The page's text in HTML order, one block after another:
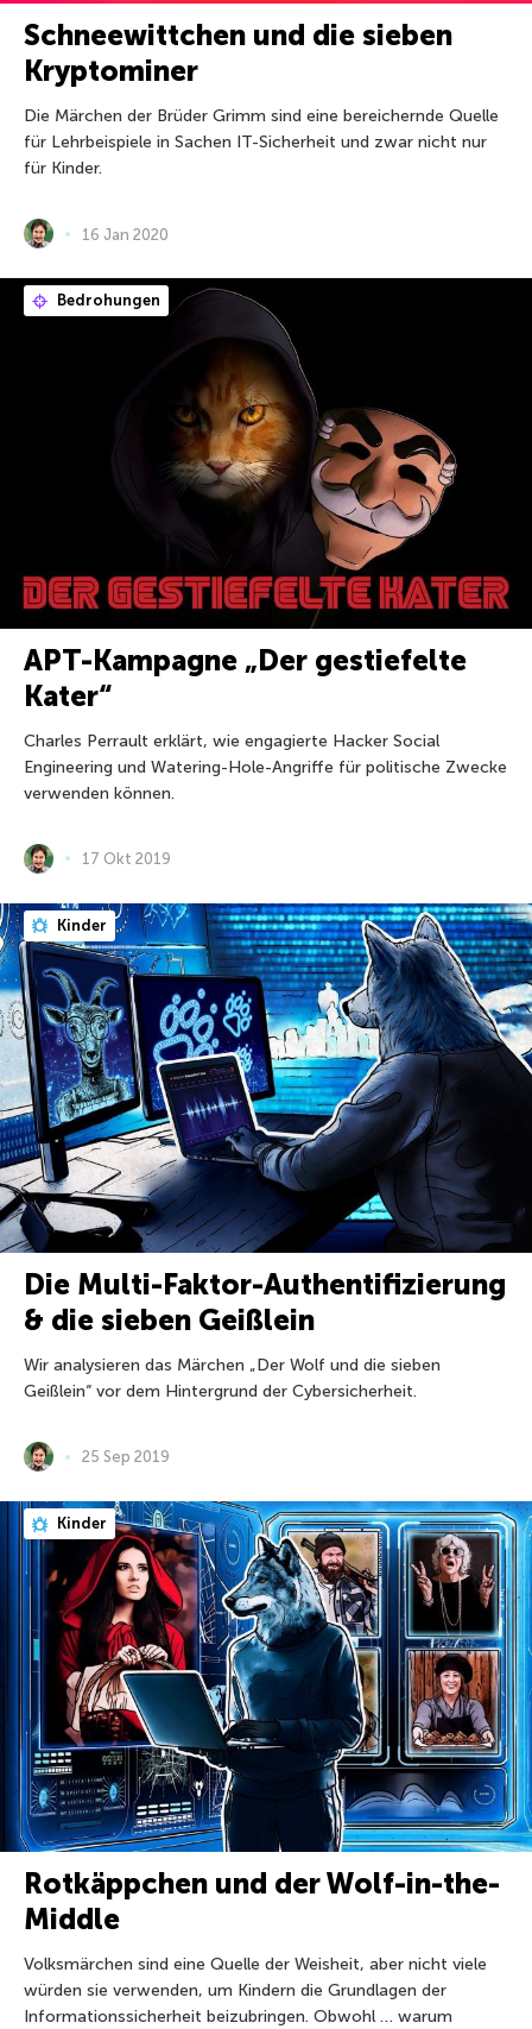
Schneewittchen und die sieben
Kryptominer
Die Märchen der Brüder Grimm sind eine bereichernde Quelle
für Lehrbeispiele in Sachen IT-Sicherheit und zwar nicht nur
für Kinder.
16 Jan 2020
Bedrohungen
APT-Kampagne „Der gestiefelte
Kater“
Charles Perrault erklärt, wie engagierte Hacker Social
Engineering und Watering-Hole-Angriffe für politische Zwecke
verwenden können.
17 Okt 2019
Kinder
Die Multi-Faktor-Authentifizierung
& die sieben Geißlein
Wir analysieren das Märchen „Der Wolf und die sieben
Geißlein“ vor dem Hintergrund der Cybersicherheit.
25 Sep 2019
Kinder
Rotkäppchen und der Wolf-in-the-
Middle
Volksmärchen sind eine Quelle der Weisheit, aber nicht viele
würden sie verwenden, um Kindern die Grundlagen der
Informationssicherheit beizubringen. Obwohl … warum